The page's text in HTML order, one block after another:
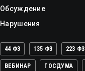
Обсуждение
Нарушения
44 ФЗ 135 ФЗ 223 ФЗ
ВЕБИНАР ГОСДУМА